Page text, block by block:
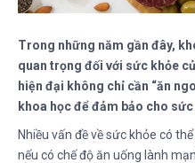
Trong những năm gần đây,
quan trọng đối với sức khỏe
hiện đại không chỉ cần “ăn
khoa học để đảm bảo cho sức
Nhiều vấn đề về sức khỏe có
nếu có chế độ ăn uống lành